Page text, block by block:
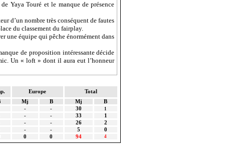
Yaya Touré et le manque de présence
d’un nombre très conséquent de fautes
du classement du fairplay.
une équipe qui pêche énormément dans
de proposition intéressante décide
. Un « loft » dont il aura eut l’honneur
Europe
Total
Mj B Mj
B
- - 30 1
- - 33
1
- - 26
2
- - 5
0
0 0 94 4